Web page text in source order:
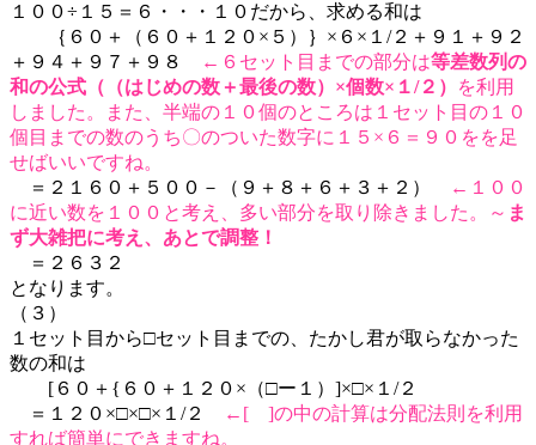
１００÷１５＝６・・・１０だから、求める和は
｛６０＋（６０＋１２０×５）｝×６×１/２＋９１＋９２
＋９４＋９７＋９８
←６セット目までの部分は等差数列の
和の公式（（はじめの数＋最後の数）×個数×１/２）
を利用
しました。また、半端の１０個のところは１セット目の１０
個目までの数のうち〇のついた数字に１５×６＝９０をを足
せばいいですね。
＝２１６０＋５００－（９＋８＋６＋３＋２）
←１００
に近い数を１００と考え、多い部分を取り除きました。～ ま
ず大雑把に考え、あとで調整！
＝２６３２
となります。
（３）
１セット目から□セット目までの、たかし君が取らなかった
数の和は
[６０＋{６０＋１２０×（□ー１）]×□×１/２
＝１２０×□×□×１/２
←[ ]の中の計算は分配法則を利用
すれば簡単にできますね。